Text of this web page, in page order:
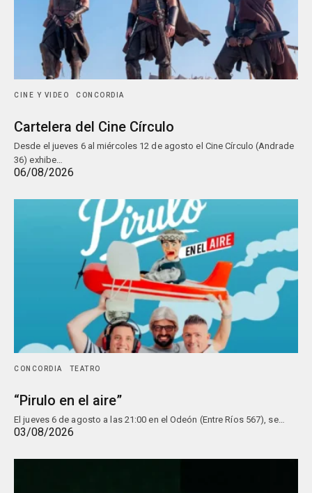
CINE Y VIDEO CONCORDIA
Cartelera del Cine Círculo
Desde el jueves 6 al miércoles 12 de agosto el Cine Círculo (Andrade
36) exhibe…
06/08/2026
CONCORDIA TEATRO
“Pirulo en el aire”
El jueves 6 de agosto a las 21:00 en el Odeón (Entre Ríos 567), se…
03/08/2026